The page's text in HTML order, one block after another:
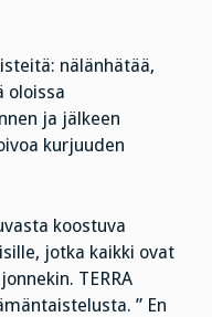
nälänhätää,
oloissa
ja jälkeen
kurjuuden
koostuva
jotka kaikki ovat
TERRA
” En